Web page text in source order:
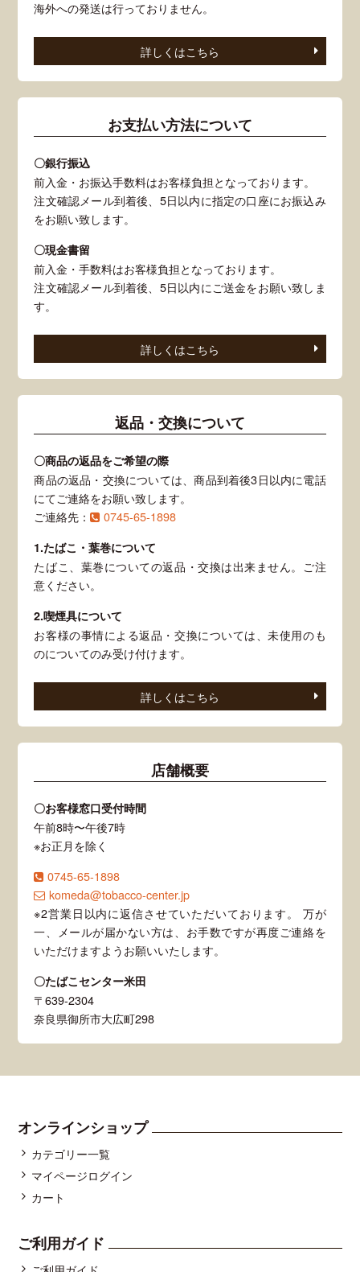
海外への発送は行っておりません。
詳しくはこちら
お支払い方法について
〇銀行振込
前入金・お振込手数料はお客様負担となっております。
注文確認メール到着後、5日以内に指定の口座にお振込み
をお願い致します。
〇現金書留
前入金・手数料はお客様負担となっております。
注文確認メール到着後、5日以内にご送金をお願い致しま
す。
詳しくはこちら
返品・交換について
〇商品の返品をご希望の際
商品の返品・交換については、商品到着後3日以内に電話
にてご連絡をお願い致します。
ご連絡先：
0745-65-1898
1.たばこ・葉巻について
たばこ、葉巻についての返品・交換は出来ません。ご注
意ください。
2.喫煙具について
お客様の事情による返品・交換については、未使用のも
のについてのみ受け付けます。
詳しくはこちら
店舗概要
〇お客様窓口受付時間
午前8時〜午後7時
※お正月を除く
0745-65-1898
komeda@tobacco-center.jp
※2営業日以内に返信させていただいております。 万が
一、メールが届かない方は、お手数ですが再度ご連絡を
いただけますようお願いいたします。
〇たばこセンター米田
〒639-2304
奈良県御所市大広町298
オンラインショップ
カテゴリー一覧
マイページログイン
カート
ご利用ガイド